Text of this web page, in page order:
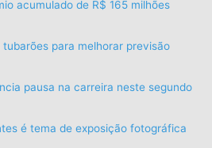
acumulado de R$ 165 milhões
para melhorar previsão
pausa na carreira neste segundo
é tema de exposição fotográfica